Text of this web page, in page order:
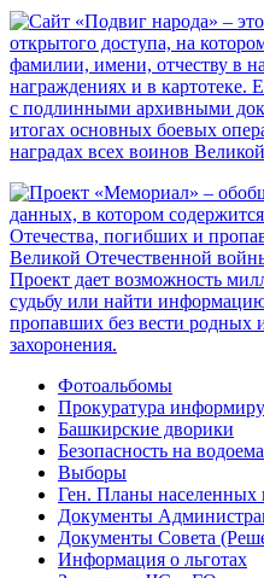
Фотоальбомы
Прокуратура
Башкирские дворики
Безопасность на
Выборы
Ген. Планы
Документы
Документы Совета
Информация о льготах